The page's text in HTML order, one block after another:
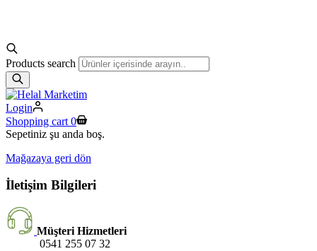
Products search
Login
Shopping cart 0
Sepetiniz şu anda boş.
Mağazaya geri dön
İletişim Bilgileri
Müşteri Hizmetleri
0541 255 07 32